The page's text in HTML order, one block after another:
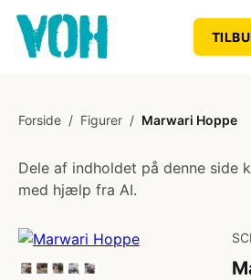
Forside / Figurer / Marwari Hoppe
Dele af indholdet på denne side
med hjælp fra AI.